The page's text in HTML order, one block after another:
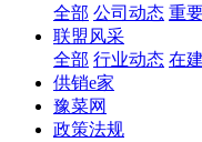
全部 公司动态 重
联盟风采
全部 行业动态 在
供销e家
豫菜网
政策法规